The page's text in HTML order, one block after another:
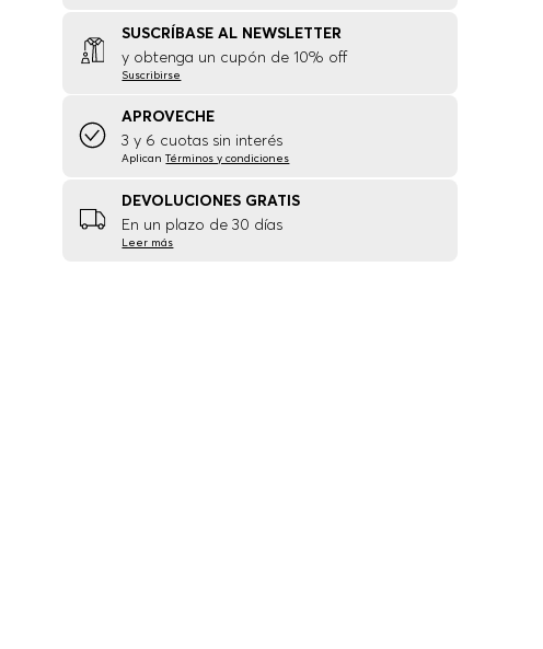
SUSCRÍBASE AL NEWSLETTER
y obtenga un cupón de 10% off
Suscribirse
APROVECHE
3 y 6 cuotas sin interés
AplicanTérminos y condiciones
DEVOLUCIONES GRATIS
En un plazo de 30 días
Leer más